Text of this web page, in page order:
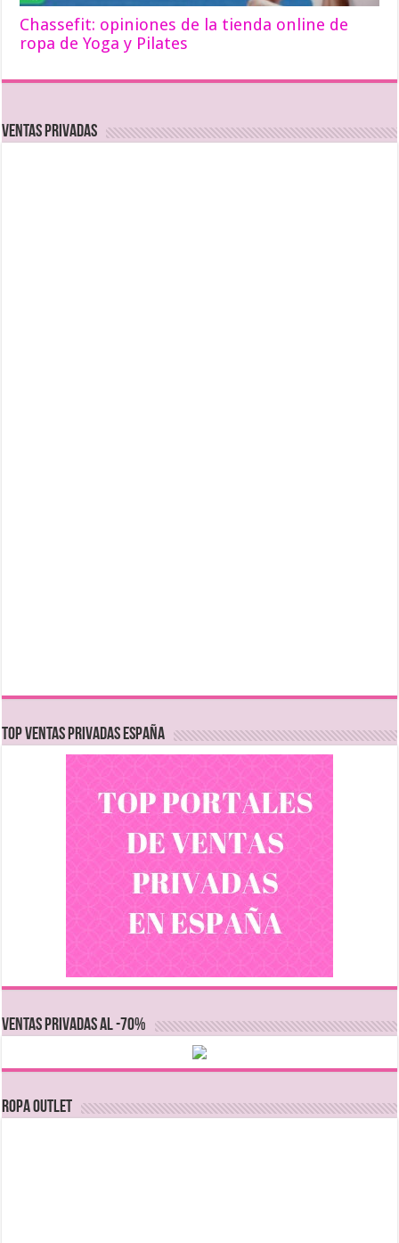
Chassefit: opiniones de la tienda online de
ropa de Yoga y Pilates
Ventas Privadas
TOP VENTAS PRIVADAS ESPAÑA
VENTAS PRIVADAS AL -70%
Ropa Outlet